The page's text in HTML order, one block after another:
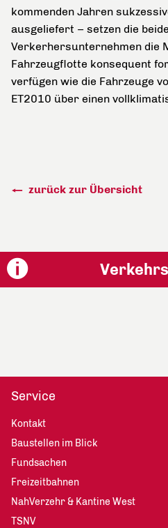
kommenden Jahren
ausgeliefert – setzen die
Verkerhersunternehmen die
Fahrzeugflotte konsequent
verfügen wie die Fahrzeuge
ET2010 über einen
zurück zur Übersicht
Service
Kontakt
Baustellen im Blick
Fundsachen
Freizeitbahnen
NahVerzehr & Kantine West
TSNV